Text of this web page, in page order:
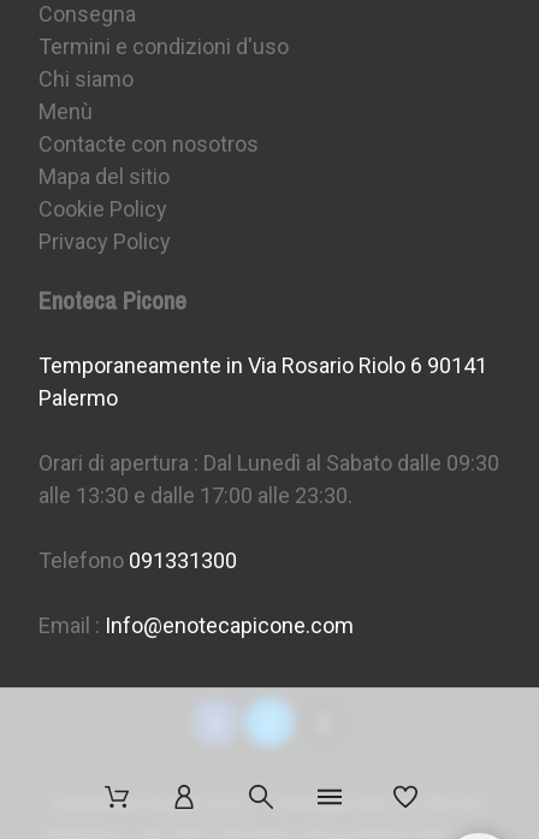
Consegna
Termini e condizioni d'uso
Chi siamo
Menù
Contacte con nosotros
Mapa del sitio
Cookie Policy
Privacy Policy
Enoteca Picone
Temporaneamente in Via Rosario Riolo 6 90141
Palermo
Orari di apertura : Dal Lunedì al Sabato dalle 09:30
alle 13:30 e dalle 17:00 alle 23:30.
Telefono 091331300
Email : Info@enotecapicone.com
Enoteca Picone S.R.L. - Via Marconi 36, 90141